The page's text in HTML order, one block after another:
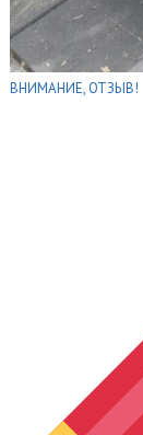
ВНИМАНИЕ, ОТЗЫВ!